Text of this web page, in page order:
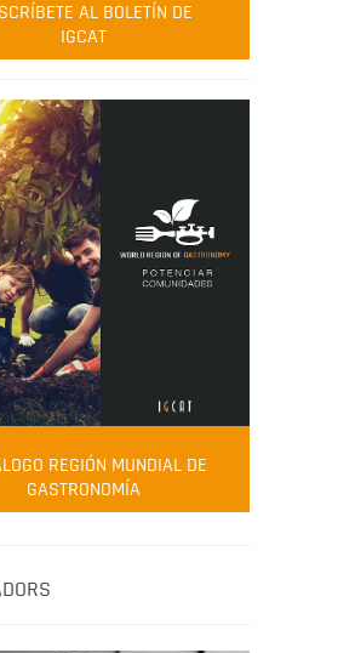
AL BOLETÍN DE
IGCAT
REGIÓN MUNDIAL DE
GASTRONOMÍA